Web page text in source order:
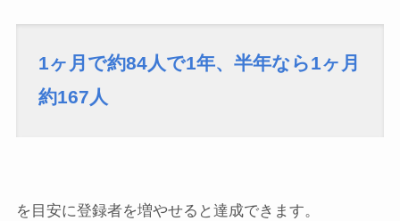
1ヶ月で約84人で1年、半年なら1ヶ月
約167人
を目安に登録者を増やせると達成できます。